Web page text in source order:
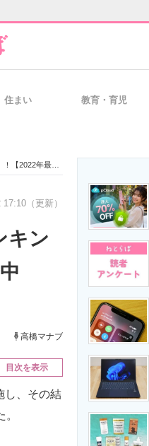
経営リーダーのコミュニティ
製造業のIT導入・活用を支援
エネルギーの専門メディア
住まい 教育・育児
最新調査結果】
（更新）
キン
高橋マナブ
目次を表示
し、その結